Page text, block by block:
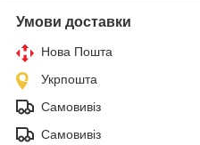
Умови доставки
Нова Пошта
Укрпошта
Самовивіз
Самовивіз